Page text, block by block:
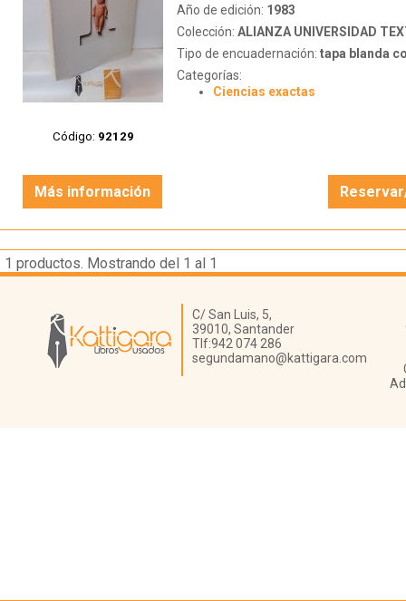
Código: 92129
Año de edición: 1983
Colección: ALIANZA UNIVERSIDAD
Tipo de encuadernación: tapa blanda
Categorías:
Ciencias exactas
Más información
1 productos. Mostrando del 1 al 1
Librería Kattigara
C/ San Luis, 5,
39010, Santander
Tlf:942 074 286
segundamano@kattigara.com